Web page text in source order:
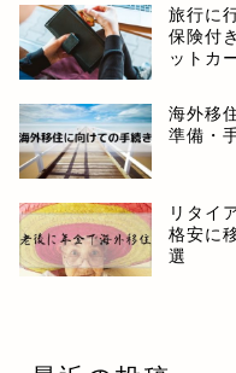
旅行に
保険付
ットカ
海外移
準備・
リタイ
格安に
選